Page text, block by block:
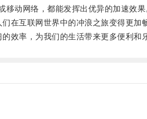
动网络，都能发挥出优异的加速效果
互联网世界中的冲浪之旅变得更加
率，为我们的生活带来更多便利和